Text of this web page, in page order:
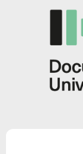
del
producte